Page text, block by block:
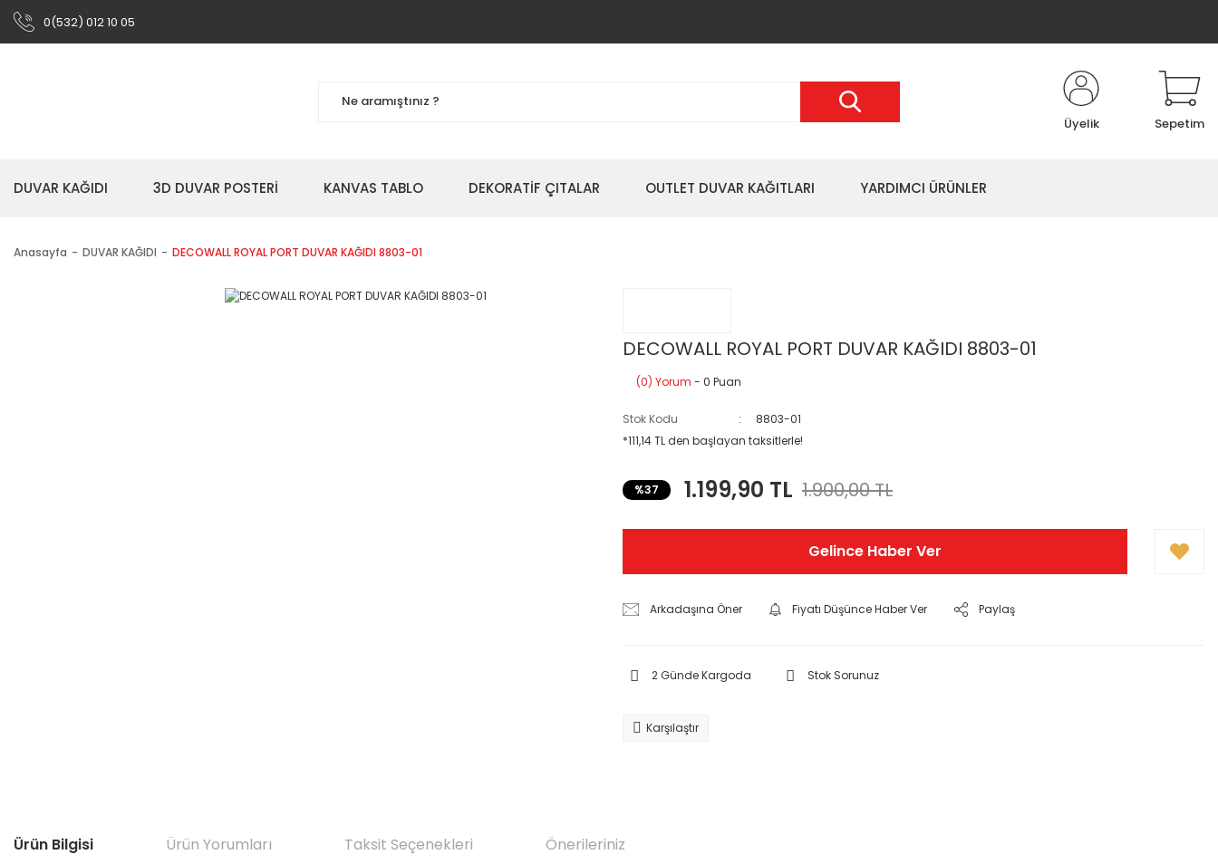
0(532) 012 10 05
Üyelik Sepetim
DUVAR KAĞIDI 3D DUVAR POSTERİ KANVAS TABLO DEKORATİF ÇITALAR OUTLET DUVAR KAĞITLARI YARDIMCI ÜRÜNLER
Anasayfa DUVAR KAĞIDI DECOWALL ROYAL PORT DUVAR KAĞIDI 8803-01
DECOWALL ROYAL PORT DUVAR KAĞIDI 8803-01
(0) Yorum - 0 Puan
Stok Kodu
8803-01
*111,14 TL den başlayan taksitlerle!
%37 1.199,90 TL 1.900,00 TL
Gelince Haber Ver
Arkadaşına Öner Fiyatı Düşünce Haber Ver Paylaş
2 Günde Kargoda Stok Sorunuz
Karşılaştır
Ürün Bilgisi Ürün Yorumları Taksit Seçenekleri Önerileriniz